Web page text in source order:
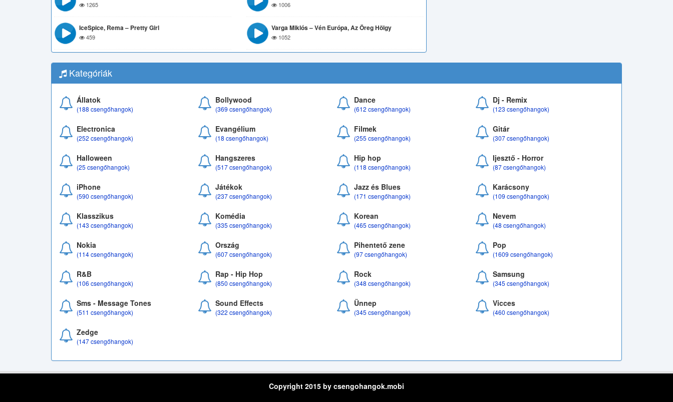
1265 1006
IceSpice, Rema – Pretty Girl
459
Varga Miklós – Vén Európa, Az Öreg Hölgy
1052
Kategóriák
Állatok
(188 csengőhangok)
Bollywood
(369 csengőhangok)
Dance
(612 csengőhangok)
Dj - Remix
(123 csengőhangok)
Electronica
(252 csengőhangok)
Evangélium
(18 csengőhangok)
Filmek
(255 csengőhangok)
Gitár
(307 csengőhangok)
Halloween
(25 csengőhangok)
Hangszeres
(517 csengőhangok)
Hip hop
(118 csengőhangok)
Ijesztő - Horror
(87 csengőhangok)
iPhone
(590 csengőhangok)
Játékok
(237 csengőhangok)
Jazz és Blues
(171 csengőhangok)
Karácsony
(109 csengőhangok)
Klasszikus
(143 csengőhangok)
Komédia
(335 csengőhangok)
Korean
(465 csengőhangok)
Nevem
(48 csengőhangok)
Nokia
(114 csengőhangok)
Ország
(607 csengőhangok)
Pihentető zene
(97 csengőhangok)
Pop
(1609 csengőhangok)
R&B
(106 csengőhangok)
Rap - Hip Hop
(850 csengőhangok)
Rock
(348 csengőhangok)
Samsung
(345 csengőhangok)
Sms - Message Tones
(511 csengőhangok)
Sound Effects
(322 csengőhangok)
Ünnep
(345 csengőhangok)
Vicces
(460 csengőhangok)
Zedge
(147 csengőhangok)
Copyright 2015 by csengohangok.mobi